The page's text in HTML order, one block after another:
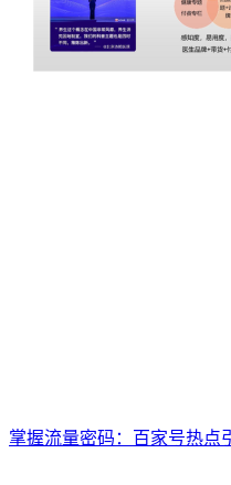
掌握流量密码：百家号热点